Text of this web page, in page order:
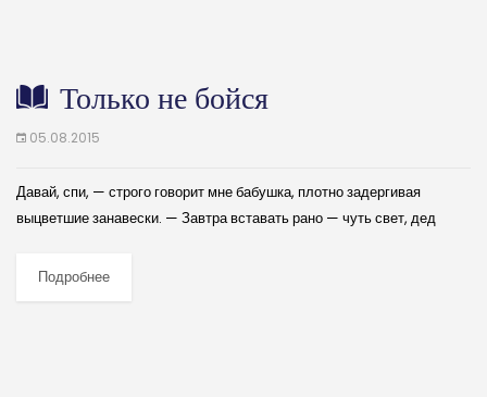
Только не бойся
05.08.2015
Давай, спи, — строго говорит мне бабушка, плотно задергивая
выцветшие занавески. — Завтра вставать рано — чуть свет, дед
стенке. Но заснуть сразу...
Подробнее